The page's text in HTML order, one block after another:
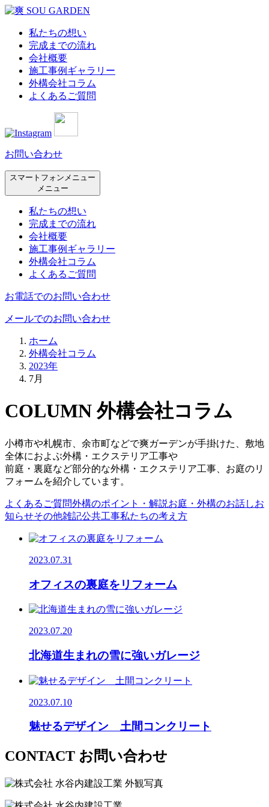
私たちの想い
完成までの流れ
会社概要
施工事例ギャラリー
外構会社コラム
よくあるご質問
お問い合わせ
スマートフォンメニュー
メニュー
私たちの想い
完成までの流れ
会社概要
施工事例ギャラリー
外構会社コラム
よくあるご質問
お電話でのお問い合わせ
メールでのお問い合わせ
ホーム
外構会社コラム
2023年
7月
COLUMN 外構会社コラム
小樽市や札幌市、余市町などで爽ガーデンが手掛けた、敷地
全体におよぶ外構・エクステリア工事や
前庭・裏庭など部分的な外構・エクステリア工事、お庭のリ
フォームを紹介しています。
よくあるご質問外構のポイント・解説お庭・外構のお話しお
知らせその他雑記公共工事私たちの考え方
2023.07.31
オフィスの裏庭をリフォーム
2023.07.20
北海道生まれの雪に強いガレージ
2023.07.10
魅せるデザイン 土間コンクリート
CONTACT お問い合わせ